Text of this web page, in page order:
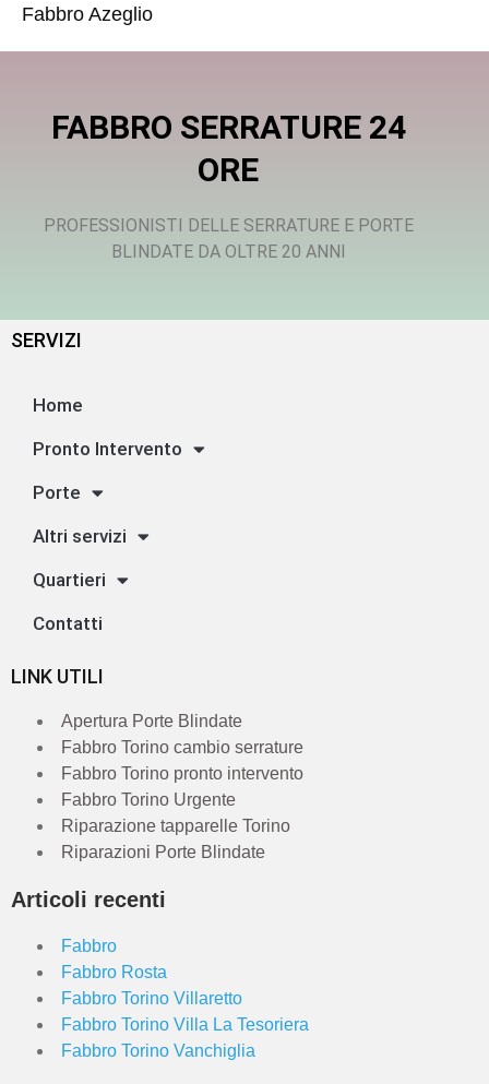
Fabbro Azeglio
FABBRO SERRATURE 24
ORE
PROFESSIONISTI DELLE SERRATURE E PORTE
BLINDATE DA OLTRE 20 ANNI
SERVIZI
Home
Pronto Intervento
Porte
Altri servizi
Quartieri
Contatti
LINK UTILI
Apertura Porte Blindate
Fabbro Torino cambio serrature
Fabbro Torino pronto intervento
Fabbro Torino Urgente
Riparazione tapparelle Torino
Riparazioni Porte Blindate
Articoli recenti
Fabbro
Fabbro Rosta
Fabbro Torino Villaretto
Fabbro Torino Villa La Tesoriera
Fabbro Torino Vanchiglia